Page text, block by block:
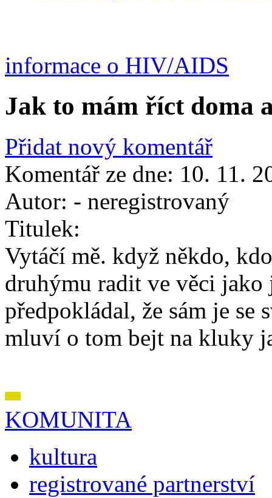
informace o HIV/AIDS
Jak to mám říct doma
Přidat nový komentář
Komentář ze dne: 10. 11.
Autor: - neregistrovaný
Titulek:
Vytáčí mě. když někdo,
druhýmu radit ve věci
předpokládal, že sám je se
mluví o tom bejt na kluky
KOMUNITA
kultura
registrované partnerství